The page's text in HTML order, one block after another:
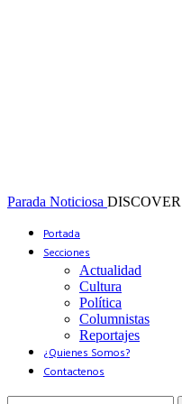
Parada Noticiosa
Portada
Secciones
Actualidad
Cultura
Política
Columnistas
Reportajes
¿Quienes Somos?
Contactenos